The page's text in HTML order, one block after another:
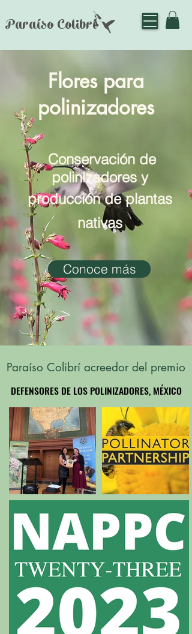
Paraíso Colibrí
Flores para
polinizadores
Conservación de
polinizadores y
producción de plantas
nativas
Conoce más
Paraíso Colibrí acreedor del premio
DEFENSORES DE LOS POLINIZADORES, MÉXICO
DEFENSORES DE LOS POLINIZADORES, MÉXICO